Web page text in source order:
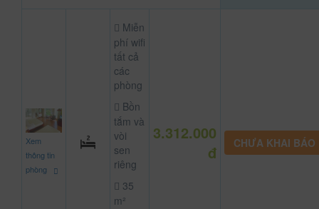
Xem
thông tin
phòng
Miễn
phí wifi
tất cả
các
phòng
Bồn
tắm và
vòi
sen
riêng
35
m²
3.312.000
đ
CHƯA KHAI BÁO